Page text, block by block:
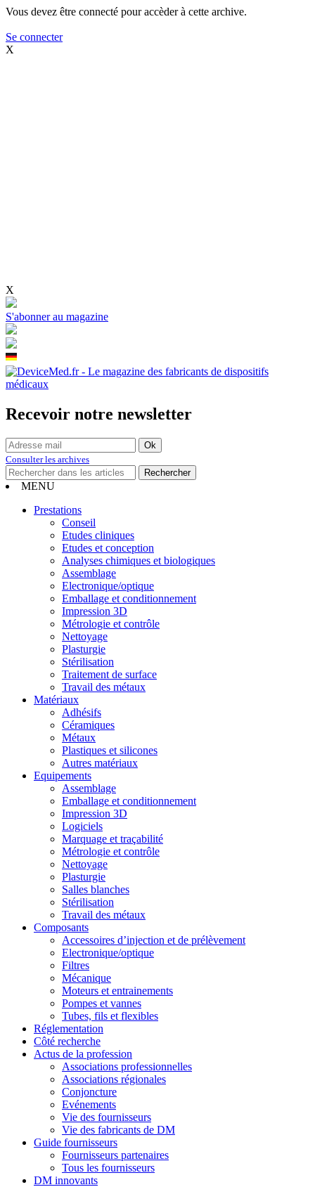
Vous devez être connecté pour accèder à cette archive.
Se connecter
X
X
S'abonner au magazine
Recevoir notre newsletter
Consulter les archives
MENU
Prestations
Conseil
Etudes cliniques
Etudes et conception
Analyses chimiques et biologiques
Assemblage
Electronique/optique
Emballage et conditionnement
Impression 3D
Métrologie et contrôle
Nettoyage
Plasturgie
Stérilisation
Traitement de surface
Travail des métaux
Matériaux
Adhésifs
Céramiques
Métaux
Plastiques et silicones
Autres matériaux
Equipements
Assemblage
Emballage et conditionnement
Impression 3D
Logiciels
Marquage et traçabilité
Métrologie et contrôle
Nettoyage
Plasturgie
Salles blanches
Stérilisation
Travail des métaux
Composants
Accessoires d’injection et de prélèvement
Electronique/optique
Filtres
Mécanique
Moteurs et entrainements
Pompes et vannes
Tubes, fils et flexibles
Réglementation
Côté recherche
Actus de la profession
Associations professionnelles
Associations régionales
Conjoncture
Evénements
Vie des fournisseurs
Vie des fabricants de DM
Guide fournisseurs
Fournisseurs partenaires
Tous les fournisseurs
DM innovants